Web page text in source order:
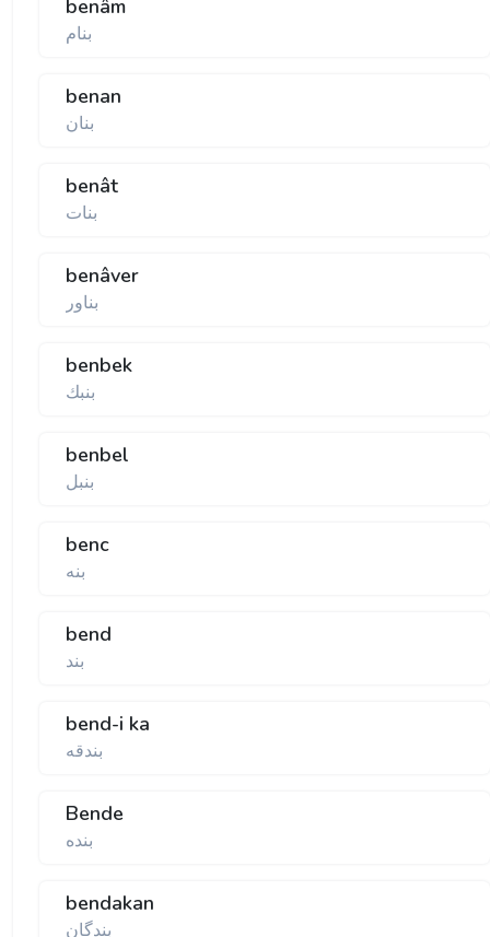
benâm
بنام
benan
بنان
benât
بنات
benâver
بناور
benbek
بنبك
benbel
بنبل
benc
بنه
bend
بند
bend-i ka
بندقه
Bende
بنده
bendakan
بندگان